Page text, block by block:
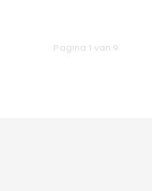
Pagina 1 van 9